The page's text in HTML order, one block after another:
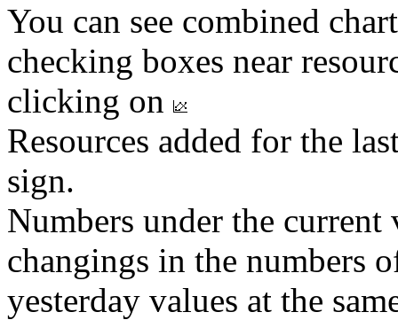
You can see combined
checking boxes near
clicking on
Resources added for the
sign.
Numbers under the
changings in the numbers
yesterday values at the